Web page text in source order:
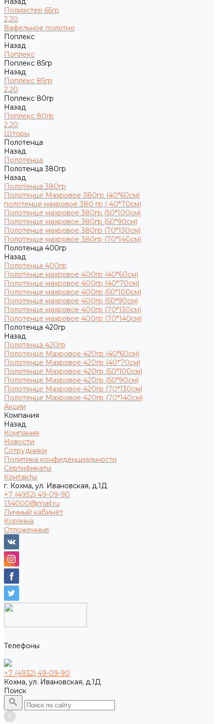
Полиэстер 65гр
2,20
Вафельное полотно
Поплекс
Назад
Поплекс
Поплекс 85гр
Назад
Поплекс 85гр
2,20
Поплекс 80гр
Назад
Поплекс 80гр
2,20
Шторы
Полотенца
Назад
Полотенца
Полотенца 380гр
Назад
Полотенца 380гр
Полотенце Махровое 380гр (40*60см)
полотенце махровое 380 гр ( 40*70см)
Полотенце махровое 380гр (50*100см)
Полотенце махровое 380гр (50*90см)
Полотенце махровое 380гр (70*130см)
Полотенце махровое 380гр (70*140см)
Полотенца 400гр
Назад
Полотенца 400гр
Полотенце махровое 400гр (40*60см)
Полотенце махровое 400гр (40*70см)
Полотенце махровое 400гр (50*100см)
Полотенце махровое 400гр (50*90см)
Полотенце махровое 400гр (70*130см)
Полотенце махровое 400гр (70*140см)
Полотенца 420гр
Назад
Полотенца 420гр
Полотенце Махровое 420гр (40*60см)
Полотенце Махровое 420гр (40*70см)
Полотенце Махровое 420гр (50*100см)
Полотенце Махровое 420гр (50*90см)
Полотенце Махровое 420гр (70*130см)
Полотенце Махровое 420гр (70*140см)
Акции
Компания
Назад
Компания
Новости
Сотрудники
Политика конфиденциальности
Сертификаты
Контакты
г. Кохма, ул. Ивановская, д.1Д
+7 (4932) 49-09-90
134000@mail.ru
Личный кабинет
Корзина
Отложенные
Телефоны
+7 (4932) 49-09-90
Кохма, ул. Ивановская, д.1Д
Поиск